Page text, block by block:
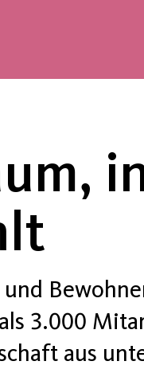
3.000
aus